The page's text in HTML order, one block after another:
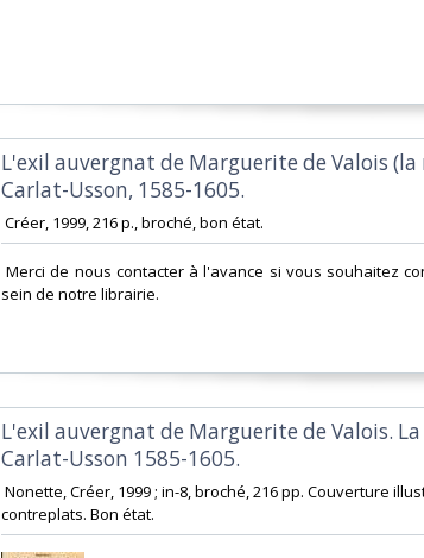
‎L'exil auvergnat de Marguerite de Valois (la
Carlat-Usson, 1585-1605.‎
‎ Créer, 1999, 216 p., broché, bon état.‎
Merci de nous contacter à l'avance si vous souhaitez
sein de notre librairie.‎
‎L'exil auvergnat de Marguerite de Valois.
Carlat-Usson 1585-1605.‎
Nonette, Créer, 1999 ; in-8, broché, 216 pp. Couverture
contreplats. Bon état. ‎